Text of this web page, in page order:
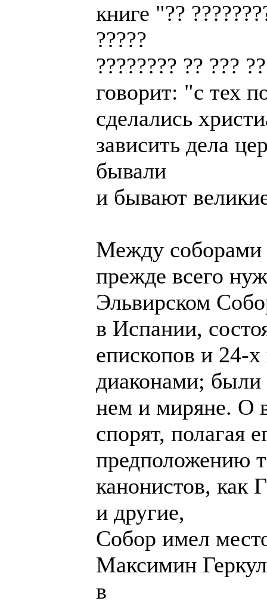
книге "??
?????
???????? ?? ???
говорит: "с тех
сделались
зависить дела
бывали
и бывают
Между соборами
прежде всего
Эльвирском
в Испании,
епископов и 24-х
диаконами; были
нем и миряне. О
спорят, полагая
предположению
канонистов, как
и другие,
Собор имел
Максимин Геркул
в